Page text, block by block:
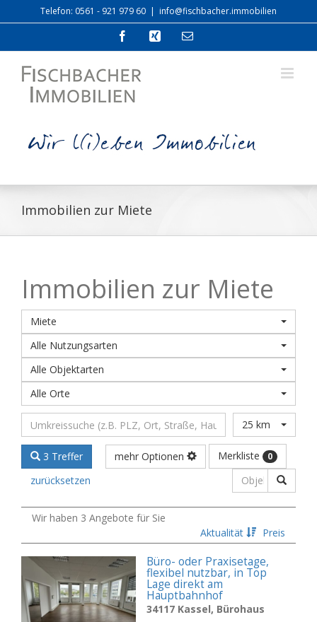
Inhalt
Telefon: 0561 - 921 979 60 | info@fischbacher.immobilien
FacebookXing
E-
Immobilien zur Miete
Immobilien zur Miete
Miete
Alle Nutzungsarten
Alle Objektarten
Alle Orte
25 km
3 Treffer mehr Optionen Merkliste 0
zurücksetzen
Wir haben 3 Angebote für Sie
Aktualität
Preis
Büro- oder Praxisetage,
flexibel nutzbar, in Top
Lage direkt am
Hauptbahnhof
34117 Kassel, Bürohaus